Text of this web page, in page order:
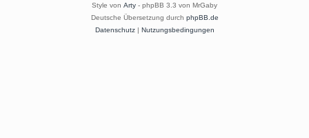
Style von Arty - phpBB 3.3 von MrGaby
Deutsche Übersetzung durch phpBB.de
Datenschutz| Nutzungsbedingungen